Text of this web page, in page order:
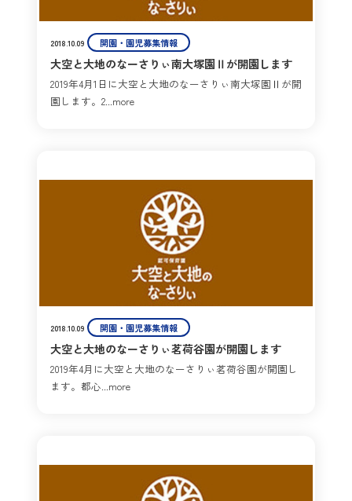
2018.10.09 開園・園児募集情報
大空と大地のなーさりぃ南大塚園Ⅱが開園します
2019年4月1日に大空と大地のなーさりぃ南大塚園Ⅱが開
園します。2...more
2018.10.09 開園・園児募集情報
大空と大地のなーさりぃ茗荷谷園が開園します
2019年4月に大空と大地のなーさりぃ茗荷谷園が開園し
ます。都心...more